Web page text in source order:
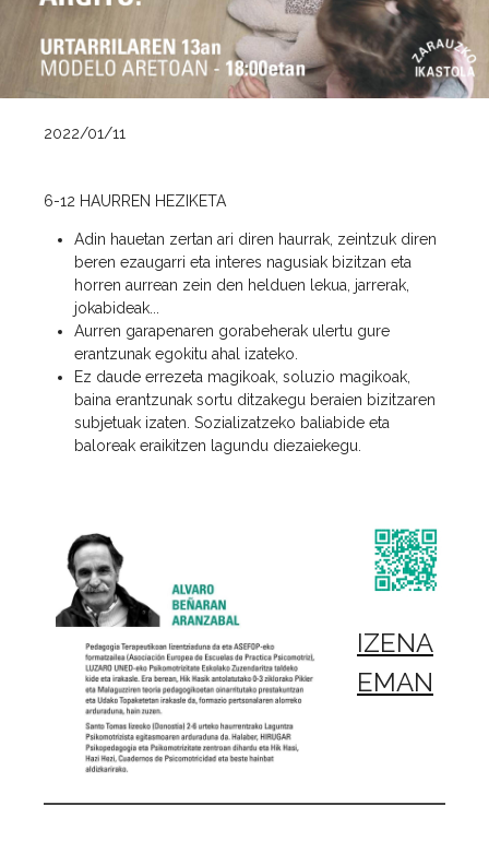
2022/01/11
6-12 HAURREN HEZIKETA
Adin hauetan zertan ari diren haurrak, zeintzuk diren
beren ezaugarri eta interes nagusiak bizitzan eta
horren aurrean zein den helduen lekua, jarrerak,
jokabideak...
Aurren garapenaren gorabeherak ulertu gure
erantzunak egokitu ahal izateko.
Ez daude errezeta magikoak, soluzio magikoak,
baina erantzunak sortu ditzakegu beraien bizitzaren
subjetuak izaten. Sozializatzeko baliabide eta
baloreak eraikitzen lagundu diezaiekegu.
IZENA
EMAN